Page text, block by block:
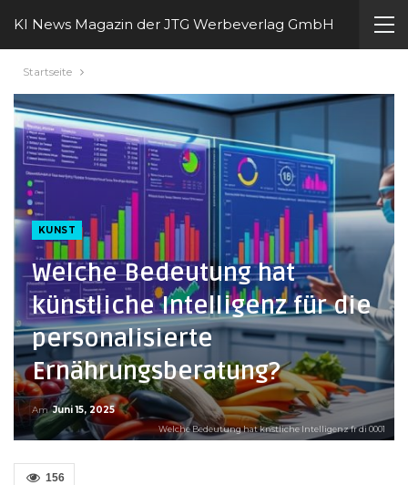
KI News Magazin der JTG Werbeverlag GmbH
Startseite
KUNST
Welche Bedeutung hat
künstliche Intelligenz für die
personalisierte
Ernährungsberatung?
AmJuni 15, 2025
Welche Bedeutung hat knstliche Intelligenz fr di 0001
156